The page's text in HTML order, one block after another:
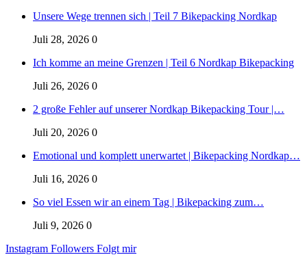
Unsere Wege trennen sich | Teil 7 Bikepacking Nordkap
Juli 28, 2026 0
Ich komme an meine Grenzen | Teil 6 Nordkap Bikepacking
Juli 26, 2026 0
2 große Fehler auf unserer Nordkap Bikepacking Tour |…
Juli 20, 2026 0
Emotional und komplett unerwartet | Bikepacking Nordkap…
Juli 16, 2026 0
So viel Essen wir an einem Tag | Bikepacking zum…
Juli 9, 2026 0
Instagram Followers Folgt mir